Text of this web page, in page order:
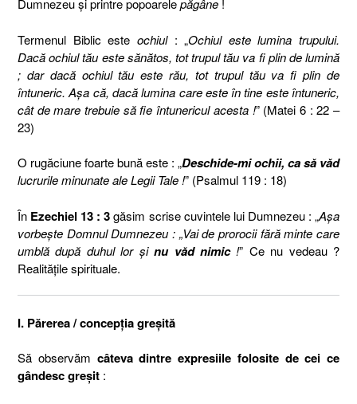
Dumnezeu şi printre popoarelepăgâne !
Termenul Biblic este ochiul: „Ochiul este lumina trupului.
Dacă ochiul tău este sănătos, tot trupul tău va fi plin de lumină
; dar dacă ochiul tău este rău, tot trupul tău va fi plin de
întuneric. Aşa că, dacă lumina care este în tine este întuneric,
cât de mare trebuie să fie întunericul acesta !” (Matei 6 : 22 –
23)
O rugăciune foarte bună este : „Deschide-mi ochii, ca să văd
lucrurile minunate ale Legii Tale !” (Psalmul 119 : 18)
În Ezechiel 13 : 3găsim scrise cuvintele lui Dumnezeu : „Aşa
vorbeşte Domnul Dumnezeu : „Vai de prorocii fără minte care
umblă după duhul lor şinu văd nimic!” Ce nu vedeau ?
Realităţile spirituale.
I. Părerea / concepţia greşită
Să observăm câteva dintre expresiile folosite de cei ce
gândesc greşit :